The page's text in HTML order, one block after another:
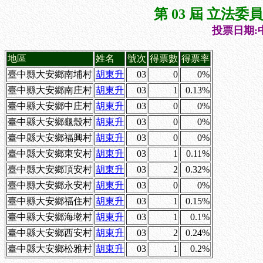
第 03 屆 立法委
投票日期:
地區 姓名 號次 得票數 得票率
臺中縣大安鄉南埔村 胡東升 03 0
0%
臺中縣大安鄉南庄村 胡東升 03 1
0.13%
臺中縣大安鄉中庄村 胡東升 03 0
0%
臺中縣大安鄉龜殼村 胡東升 03 0
0%
臺中縣大安鄉福興村 胡東升 03 0
0%
臺中縣大安鄉東安村 胡東升 03 1
0.11%
臺中縣大安鄉頂安村 胡東升 03 2
0.32%
臺中縣大安鄉永安村 胡東升 03 0
0%
臺中縣大安鄉福住村 胡東升 03 1
0.15%
臺中縣大安鄉海墘村 胡東升 03 1
0.1%
臺中縣大安鄉西安村 胡東升 03 2
0.24%
臺中縣大安鄉松雅村 胡東升 03 1 0.2%